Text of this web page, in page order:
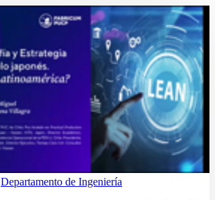
Departamento de Ingeniería